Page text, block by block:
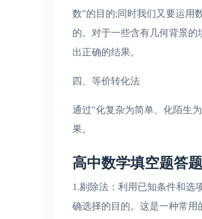
数"的目的;同时我们又要运用
的。对于一些含有几何背景
出正确的结果。
四、等价转化法
通过"化复杂为简单、化陌生
果。
高中数学填空题答
1.剔除法：利用已知条件和选
确选择的目的。这是一种常